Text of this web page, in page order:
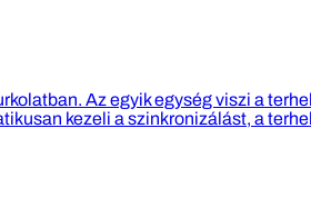
Az egyik egység viszi a
kezeli a szinkronizálást, a